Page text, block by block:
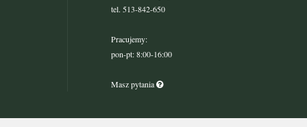
tel. 513-842-650
Pracujemy:
pon-pt: 8:00-16:00
Masz pytania